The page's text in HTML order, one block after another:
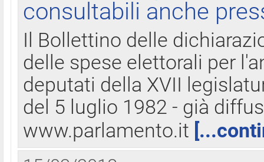
consultabili anche
Il Bollettino delle
delle spese elettorali per
deputati della XVII
del 5 luglio 1982 - già
www.parlamento.it